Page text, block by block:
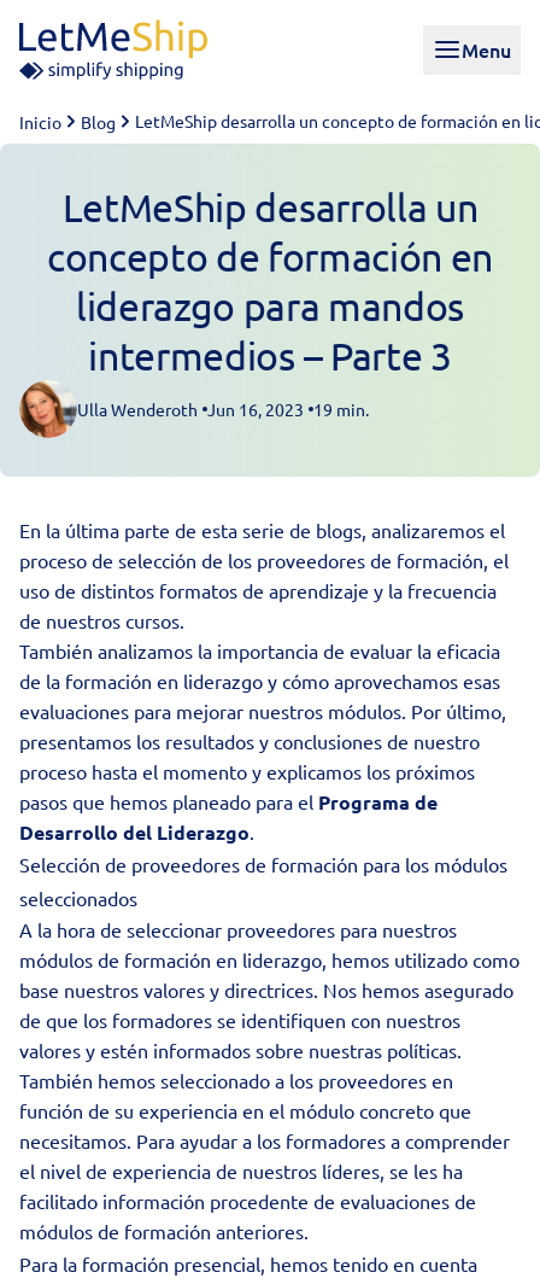
Menu
Inicio Blog LetMeShip desarrolla un concepto de formación en
LetMeShip desarrolla un
concepto de formación en
liderazgo para mandos
intermedios – Parte 3
Posted by
Ulla Wenderoth Jun 16, 2023 19 min.
En la última parte de esta serie de blogs, analizaremos el
proceso de selección de los proveedores de formación, el
uso de distintos formatos de aprendizaje y la frecuencia
de nuestros cursos.
También analizamos la importancia de evaluar la eficacia
de la formación en liderazgo y cómo aprovechamos esas
evaluaciones para mejorar nuestros módulos. Por último,
presentamos los resultados y conclusiones de nuestro
proceso hasta el momento y explicamos los próximos
pasos que hemos planeado para el Programa de
Desarrollo del Liderazgo.
Selección de proveedores de formación para los módulos
seleccionados
A la hora de seleccionar proveedores para nuestros
módulos de formación en liderazgo, hemos utilizado como
base nuestros valores y directrices. Nos hemos asegurado
de que los formadores se identifiquen con nuestros
valores y estén informados sobre nuestras políticas.
También hemos seleccionado a los proveedores en
función de su experiencia en el módulo concreto que
necesitamos. Para ayudar a los formadores a comprender
el nivel de experiencia de nuestros líderes, se les ha
facilitado información procedente de evaluaciones de
módulos de formación anteriores.
Para la formación presencial, hemos tenido en cuenta